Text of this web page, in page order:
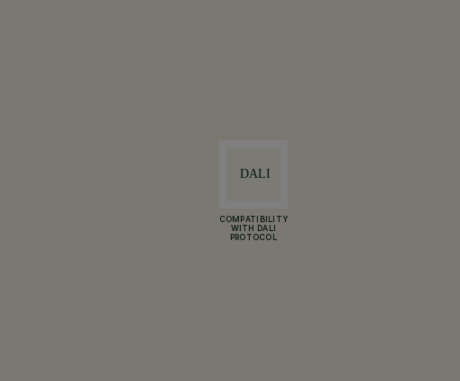
COMPATIBILITY
WITH DALI
PROTOCOL